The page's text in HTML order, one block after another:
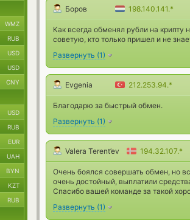
Боров 198.140.141.*
Как всегда обменял рубли на
советую, кто только пришел и не
Развернуть (1)
Evgenia 212.253.94.*
Благодарю за быстрый обмен.
Развернуть (1)
Valera Terent’ev 194.32.107.*
Очень боялся совершать обмен, но
очень достойный, выплатили
Спасибо вашей команде за такой
Развернуть (1)
WMZ
RUB
USD
USD
CNY
USD
RUB
EUR
UAH
BYN
KZT
RUB